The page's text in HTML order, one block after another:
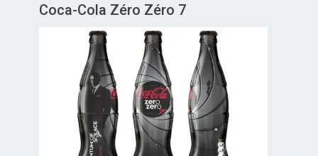
Coca-Cola Zéro Zéro 7